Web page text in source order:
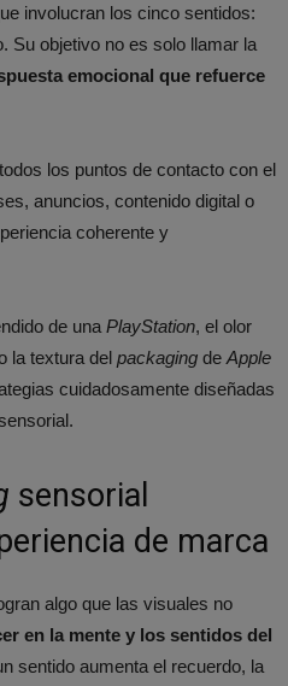
involucran los cinco sentidos:
Su objetivo no es solo llamar la
emocional que refuerce
los puntos de contacto con el
anuncios, contenido digital o
coherente y
de una PlayStation, el olor
la textura del packaging de Apple
cuidadosamente diseñadas
sensorial
de marca
algo que las visuales no
en la mente y los sentidos del
sentido aumenta el recuerdo, la